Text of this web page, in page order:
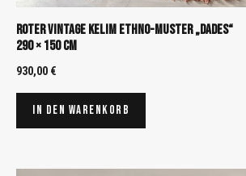
Roter Vintage Kelim Ethno-Muster „Dades“
290 × 150 cm
930,00 €
In den Warenkorb